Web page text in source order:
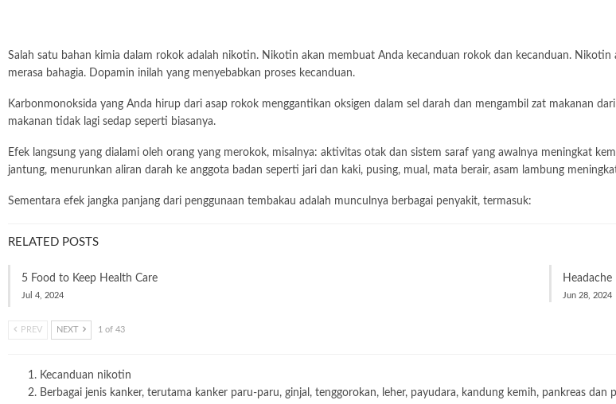
Salah satu bahan kimia dalam rokok adalah nikotin. Nikotin akan membuat Anda kecanduan rokok dan kecanduan.
merasa bahagia. Dopamin inilah yang menyebabkan proses kecanduan.
Karbonmonoksida yang Anda hirup dari asap rokok menggantikan oksigen dalam sel darah dan mengambil zat makanan
makanan tidak lagi sedap seperti biasanya.
Efek langsung yang dialami oleh orang yang merokok, misalnya: aktivitas otak dan sistem saraf yang awalnya meningkat
jantung, menurunkan aliran darah ke anggota badan seperti jari dan kaki, pusing, mual, mata berair, asam lambung
Sementara efek jangka panjang dari penggunaan tembakau adalah munculnya berbagai penyakit, termasuk:
RELATED POSTS
5 Food to Keep Health Care
Jul 4, 2024 Jun 28, 2024
PREV NEXT 1 of 43
Kecanduan nikotin
Berbagai jenis kanker, terutama kanker paru-paru, ginjal, tenggorokan, leher, payudara, kandung kemih, pankreas